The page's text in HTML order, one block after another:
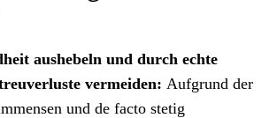
aushebeln und durch echte
vermeiden: Aufgrund der
und de facto stetig